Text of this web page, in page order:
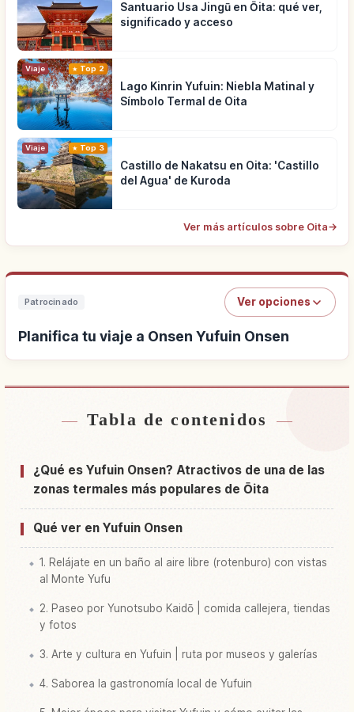
Santuario Usa Jingū en Ōita: qué ver,
significado y acceso
Viaje Top 2
Lago Kinrin Yufuin: Niebla Matinal y
Símbolo Termal de Oita
Viaje Top 3
Castillo de Nakatsu en Oita: 'Castillo
del Agua' de Kuroda
Ver más artículos sobre Oita→
Patrocinado Ver opciones
Planifica tu viaje a Onsen Yufuin Onsen
Buscar alojamiento cerca de Onsen Yufuin
Buscar experiencias en Onsen Yufuin Onsen
Tabla de contenidos
¿Qué es Yufuin Onsen? Atractivos de una de las
zonas termales más populares de Ōita
Qué ver en Yufuin Onsen
1. Relájate en un baño al aire libre (rotenburo) con vistas
al Monte Yufu
2. Paseo por Yunotsubo Kaidō | comida callejera, tiendas
y fotos
3. Arte y cultura en Yufuin | ruta por museos y galerías
4. Saborea la gastronomía local de Yufuin